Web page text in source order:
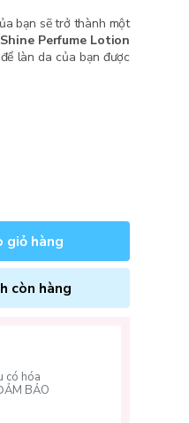
bạn sẽ trở thành một
Perfume Lotion
làn da của bạn được
giỏ hàng
còn hàng
có hóa
BẢO